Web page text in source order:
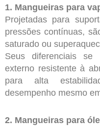
1. Mangueiras para
Projetadas para
pressões contínuas,
saturado ou
Seus diferenciais se
externo resistente à
para alta
desempenho mesmo
2. Mangueiras para